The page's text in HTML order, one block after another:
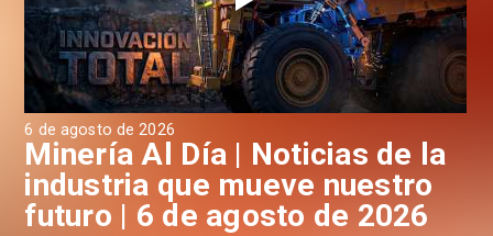
6 de agosto de 2026
Minería Al Día | Noticias de la
industria que mueve nuestro
futuro | 6 de agosto de 2026